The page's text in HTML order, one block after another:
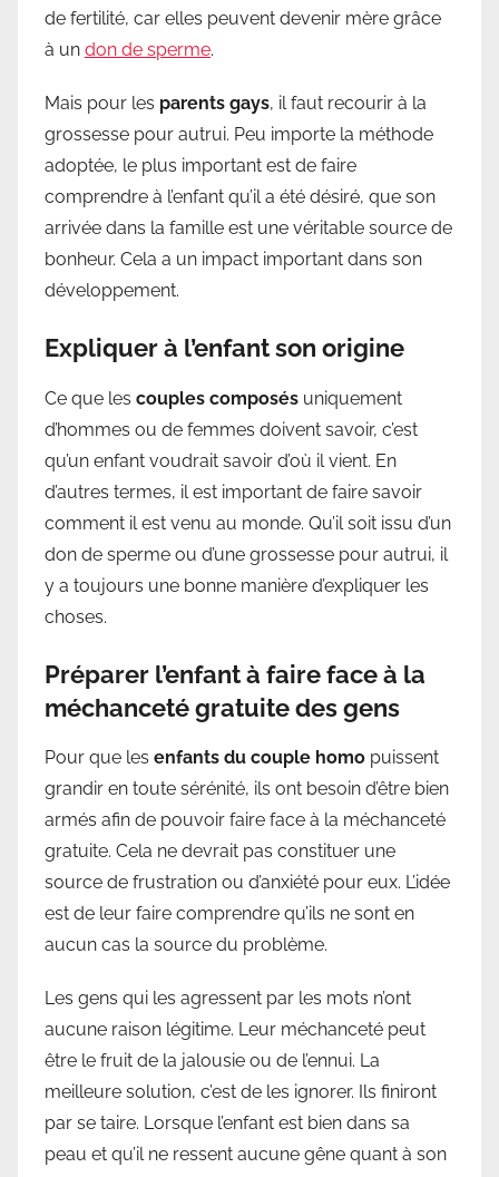
de fertilité, car elles peuvent devenir mère grâce
à un don de sperme.
Mais pour les parents gays, il faut recourir à la
grossesse pour autrui. Peu importe la méthode
adoptée, le plus important est de faire
comprendre à l’enfant qu’il a été désiré, que son
arrivée dans la famille est une véritable source de
bonheur. Cela a un impact important dans son
développement.
Expliquer à l’enfant son origine
Ce que les couples composés uniquement
d’hommes ou de femmes doivent savoir, c’est
qu’un enfant voudrait savoir d’où il vient. En
d’autres termes, il est important de faire savoir
comment il est venu au monde. Qu’il soit issu d’un
don de sperme ou d’une grossesse pour autrui, il
y a toujours une bonne manière d’expliquer les
choses.
Préparer l’enfant à faire face à la
méchanceté gratuite des gens
Pour que les enfants du couple homo puissent
grandir en toute sérénité, ils ont besoin d’être bien
armés afin de pouvoir faire face à la méchanceté
gratuite. Cela ne devrait pas constituer une
source de frustration ou d’anxiété pour eux. L’idée
est de leur faire comprendre qu’ils ne sont en
aucun cas la source du problème.
Les gens qui les agressent par les mots n’ont
aucune raison légitime. Leur méchanceté peut
être le fruit de la jalousie ou de l’ennui. La
meilleure solution, c’est de les ignorer. Ils finiront
par se taire. Lorsque l’enfant est bien dans sa
peau et qu’il ne ressent aucune gêne quant à son